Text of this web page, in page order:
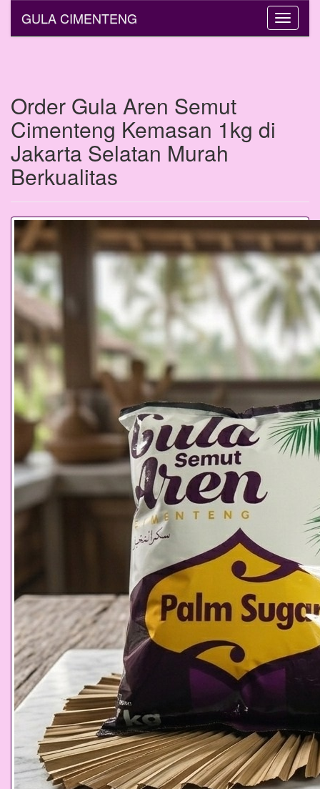
Toggle
GULA CIMENTENG
Order Gula Aren Semut
Cimenteng Kemasan 1kg di
Jakarta Selatan Murah
Berkualitas